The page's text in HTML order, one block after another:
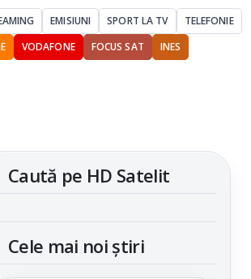
EMISIUNI SPORT LA TV
TELEFONIE
VODAFONE FOCUS SAT
INES
Caută pe HD Satelit
Cele mai noi știri